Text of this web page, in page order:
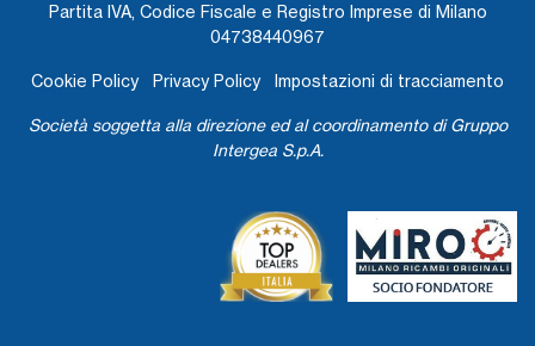
Partita IVA, Codice Fiscale e Registro Imprese di Milano
04738440967
Cookie Policy Privacy Policy Impostazioni di tracciamento
Società soggetta alla direzione ed al coordinamento di Gruppo
Intergea S.p.A.